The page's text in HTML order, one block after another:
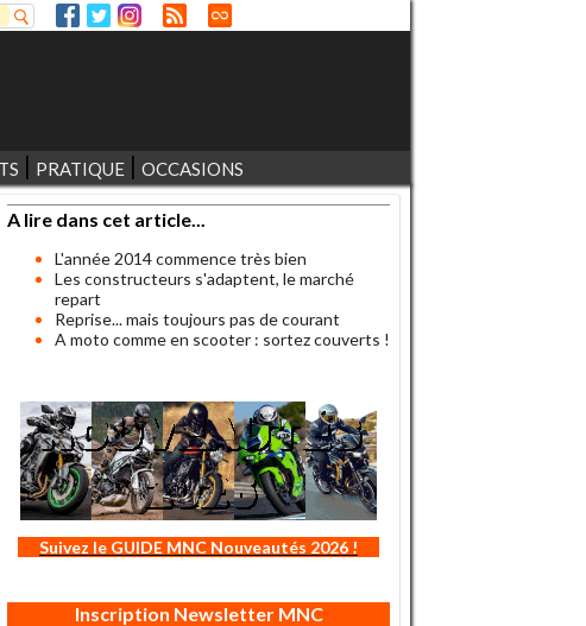
PRATIQUE OCCASIONS
A lire dans cet article...
L'année 2014 commence très bien
Les constructeurs s'adaptent, le marché
repart
Reprise... mais toujours pas de courant
A moto comme en scooter : sortez couverts !
Suivez le GUIDE MNC Nouveautés 2026 !
Inscription Newsletter MNC